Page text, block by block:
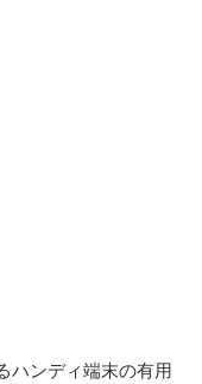
ハンディ端末の有用